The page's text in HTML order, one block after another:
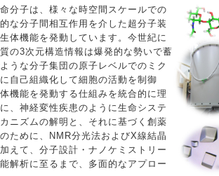
分子は、様々な時空間スケールでの
な分子間相互作用を介した超分子装
体機能を発動しています。今世紀に
の3次元構造情報は爆発的な勢いで蓄
うな分子集団の原子レベルでのミク
自己組織化して細胞の活動を制御
機能を発動する仕組みを統合的に理
、神経変性疾患のように生命システ
ニズムの解明と、それに基づく創薬
ために、NMR分光法およびX線結晶
えて、分子設計・ナノケミストリー
解析に至るまで、多面的なアプロー